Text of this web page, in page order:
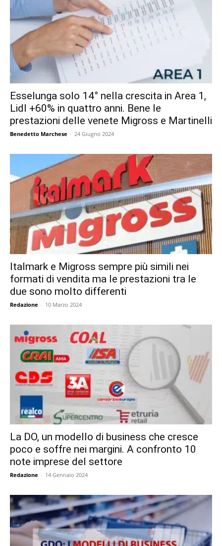
Esselunga solo 14° nella crescita in Area 1,
Lidl +60% in quattro anni. Bene le
prestazioni delle venete Migross e Martinelli
Benedetto Marchese - 24 Giugno 2024
Italmark e Migross sempre più simili nei
formati di vendita ma le prestazioni tra le
due sono molto differenti
Redazione - 10 Marzo 2024
La DO, un modello di business che cresce
poco e soffre nei margini. A confronto 10
note imprese del settore
Redazione - 14 Gennaio 2024